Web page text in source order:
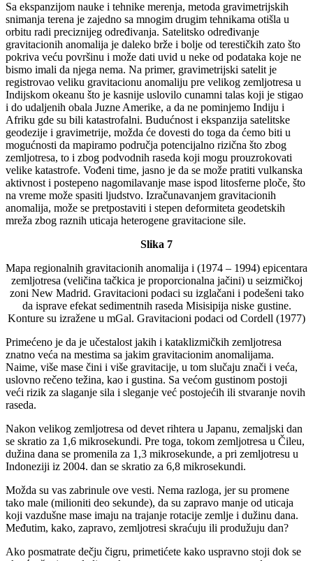
Sa ekspanzijom nauke i tehnike merenja, metoda gravimetrijskih
snimanja terena je zajedno sa mnogim drugim tehnikama otišla u
orbitu radi preciznijeg određivanja. Satelitsko određivanje
gravitacionih anomalija je daleko brže i bolje od terestičkih zato što
pokriva veću površinu i može dati uvid u neke od podataka koje ne
bismo imali da njega nema. Na primer, gravimetrijski satelit je
registrovao veliku gravitacionu anomaliju pre velikog zemljotresa u
Indijskom okeanu što je kasnije uslovilo cunamni talas koji je stigao
i do udaljenih obala Juzne Amerike, a da ne pominjemo Indiju i
Afriku gde su bili katastrofalni. Budućnost i ekspanzija satelitske
geodezije i gravimetrije, možda će dovesti do toga da ćemo biti u
mogućnosti da mapiramo područja potencijalno rizična što zbog
zemljotresa, to i zbog podvodnih raseda koji mogu prouzrokovati
velike katastrofe. Vođeni time, jasno je da se može pratiti vulkanska
aktivnost i postepeno nagomilavanje mase ispod litosferne ploče, što
na vreme može spasiti ljudstvo. Izračunavanjem gravitacionih
anomalija, može se pretpostaviti i stepen deformiteta geodetskih
mreža zbog raznih uticaja heterogene gravitacione sile.
Slika 7
Mapa regionalnih gravitacionih anomalija i (1974 – 1994) epicentara
zemljotresa (veličina tačkica je proporcionalna jačini) u seizmičkoj
zoni New Madrid. Gravitacioni podaci su izglačani i podešeni tako
da isprave efekat sedimentnih raseda Misisipija niske gustine.
Konture su izražene u mGal. Gravitacioni podaci od Cordell (1977)
Primećeno je da je učestalost jakih i kataklizmičkih zemljotresa
znatno veća na mestima sa jakim gravitacionim anomalijama.
Naime, više mase čini i više gravitacije, u tom slučaju znači i veća,
uslovno rečeno težina, kao i gustina. Sa većom gustinom postoji
veći rizik za slaganje sila i sleganje već postojećih ili stvaranje novih
raseda.
Nakon velikog zemljotresa od devet rihtera u Japanu, zemaljski dan
se skratio za 1,6 mikrosekundi. Pre toga, tokom zemljotresa u Čileu,
dužina dana se promenila za 1,3 mikrosekunde, a pri zemljotresu u
Indoneziji iz 2004. dan se skratio za 6,8 mikrosekundi.
Možda su vas zabrinule ove vesti. Nema razloga, jer su promene
tako male (milioniti deo sekunde), da su zapravo manje od uticaja
koji vazdušne mase imaju na trajanje rotacije zemlje i dužinu dana.
Međutim, kako, zapravo, zemljotresi skraćuju ili produžuju dan?
Ako posmatrate dečju čigru, primetićete kako uspravno stoji dok se